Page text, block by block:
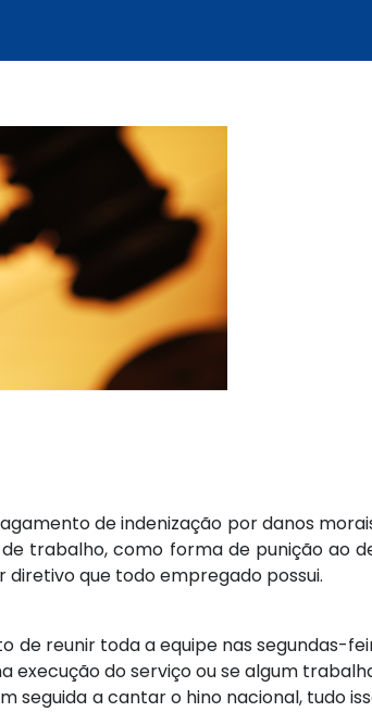
de indenização por danos
trabalho, como forma de punição ao
que todo empregado possui.
reunir toda a equipe nas segundas-
do serviço ou se algum
seguida a cantar o hino nacional, tudo